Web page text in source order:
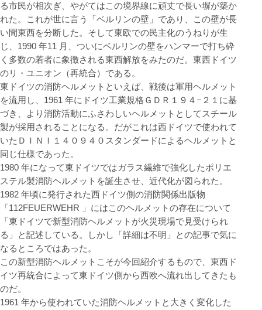
る市民が相次ぎ、やがてはこの境界線に頑丈で長い塀が築か
れた。これが世に言う「ベルリンの壁」であり、この壁が長
い間東西を分断した。そして東欧での民主化のうねりが生
じ、1990 年11 月、ついにベルリンの壁をハンマーで打ち砕
く多数の若者に象徴される東西解放をみたのだ。東西ドイツ
のリ・ユニオン（再統合）である。
東ドイツの消防ヘルメットといえば、戦後は軍用ヘルメット
を流用し、1961 年にドイツ工業規格ＧＤＲ１９４−２１に基
づき、より消防活動にふさわしいヘルメットとしてスチール
製が採用されることになる。だがこれは西ドイツで使われて
いたＤＩＮＩ１４０９４０スタンダードによるヘルメットと
同じ仕様であった。
1980 年になって東ドイツではガラス繊維で強化したポリエ
ステル製消防ヘルメットを誕生させ、近代化が図られた。
1982 年頃に発行された西ドイツ側の消防関係出版物
「112FEUERWEHR 」にはこのヘルメットの存在について
「東ドイツで新型消防ヘルメットが火災現場で見受けられ
る」と記述している。しかし「詳細は不明」との記事で気に
なるところではあった。
この新型消防ヘルメットこそが今回紹介するもので、東西ド
イツ再統合によって東ドイツ側から西欧へ流れ出してきたも
のだ。
1961 年から使われていた消防ヘルメットと大きく変化した